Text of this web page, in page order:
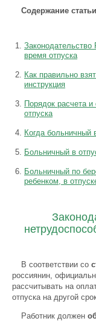
Содержание
время отпуска
Как правильно
инструкция
Порядок расчета
отпуска
Когда больничный
Больничный в
Больничный по
ребенком, в
В соответствии со
россиянин,
рассчитывать на
отпуска на другой
Работник должен